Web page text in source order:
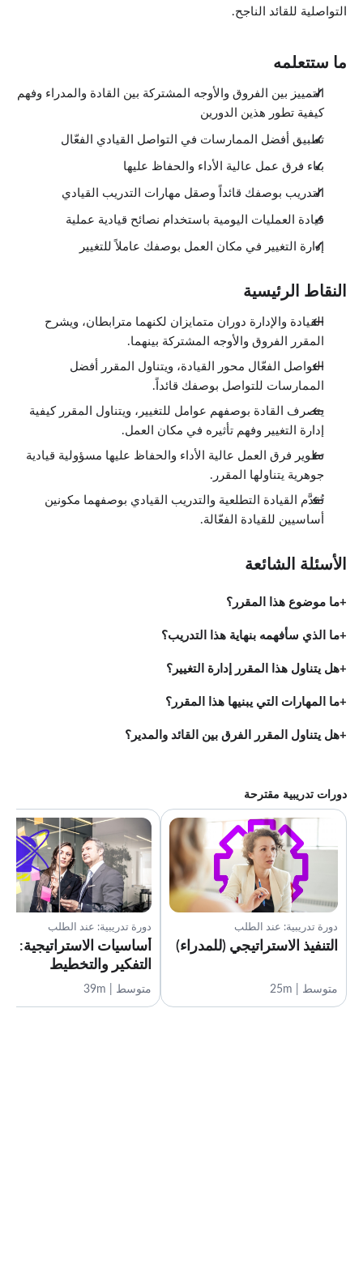
التواصلية للقائد الناجح.
ما ستتعلمه
التمييز بين الفروق والأوجه المشتركة بين القادة والمدراء وفهم
كيفية تطور هذين الدورين
تطبيق أفضل الممارسات في التواصل القيادي الفعّال
بناء فرق عمل عالية الأداء والحفاظ عليها
التدريب بوصفك قائداً وصقل مهارات التدريب القيادي
قيادة العمليات اليومية باستخدام نصائح قيادية عملية
إدارة التغيير في مكان العمل بوصفك عاملاً للتغيير
النقاط الرئيسية
القيادة والإدارة دوران متمايزان لكنهما مترابطان، ويشرح
المقرر الفروق والأوجه المشتركة بينهما.
التواصل الفعّال محور القيادة، ويتناول المقرر أفضل
الممارسات للتواصل بوصفك قائداً.
يتصرف القادة بوصفهم عوامل للتغيير، ويتناول المقرر كيفية
إدارة التغيير وفهم تأثيره في مكان العمل.
تطوير فرق العمل عالية الأداء والحفاظ عليها مسؤولية قيادية
جوهرية يتناولها المقرر.
تُقدَّم القيادة التطلعية والتدريب القيادي بوصفهما مكونين
أساسيين للقيادة الفعّالة.
الأسئلة الشائعة
ما موضوع هذا المقرر؟
ما الذي سأفهمه بنهاية هذا التدريب؟
هل يتناول هذا المقرر إدارة التغيير؟
ما المهارات التي يبنيها هذا المقرر؟
هل يتناول المقرر الفرق بين القائد والمدير؟
دورات تدريبية مقترحة
دورة تدريبية: عند الطلب
التنفيذ الاستراتيجي (للمدراء)
متوسط | 25m
دورة تدريبية: عند الطلب
أساسيات الاستراتيجية:
التفكير والتخطيط
متوسط | 39m